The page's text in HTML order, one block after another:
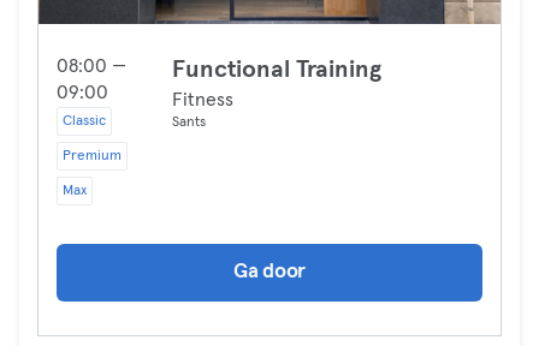
08:00 —
09:00
Classic
Premium
Max
Functional Training
Fitness
Sants
Ga door